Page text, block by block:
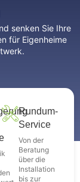
senken Sie Ihre
für Eigenheime
Rundum-
Service
Von der
Beratung
über die
Installation
bis zur